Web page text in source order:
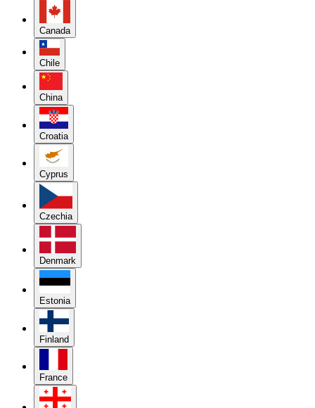
Canada
Chile
China
Croatia
Cyprus
Czechia
Denmark
Estonia
Finland
France